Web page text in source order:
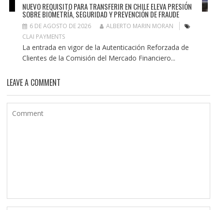
NUEVO REQUISITO PARA TRANSFERIR EN CHILE ELEVA PRESIÓN
SOBRE BIOMETRÍA, SEGURIDAD Y PREVENCIÓN DE FRAUDE
6 DE AGOSTO DE 2026
ALBERTO MARIN MORAN
CLAI PAYMENTS
La entrada en vigor de la Autenticación Reforzada de
Clientes de la Comisión del Mercado Financiero...
LEAVE A COMMENT